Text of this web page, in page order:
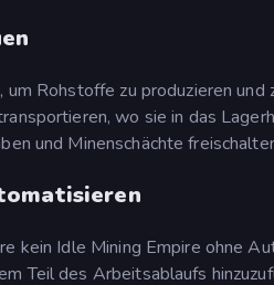
Rohstoffe zu produzieren
wo sie in das
und Minenschächte
kein Idle Mining Empire ohne
Teil des Arbeitsablaufs